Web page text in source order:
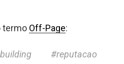
termo Off-Page:
reputacao